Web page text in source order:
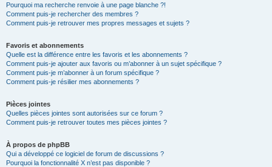
Pourquoi ma recherche renvoie à une page blanche ?!
Comment puis-je rechercher des membres ?
Comment puis-je retrouver mes propres messages et sujets ?
Favoris et abonnements
Quelle est la différence entre les favoris et les abonnements ?
Comment puis-je ajouter aux favoris ou m’abonner à un sujet spécifique ?
Comment puis-je m’abonner à un forum spécifique ?
Comment puis-je résilier mes abonnements ?
Pièces jointes
Quelles pièces jointes sont autorisées sur ce forum ?
Comment puis-je retrouver toutes mes pièces jointes ?
À propos de phpBB
Qui a développé ce logiciel de forum de discussions ?
Pourquoi la fonctionnalité X n’est pas disponible ?